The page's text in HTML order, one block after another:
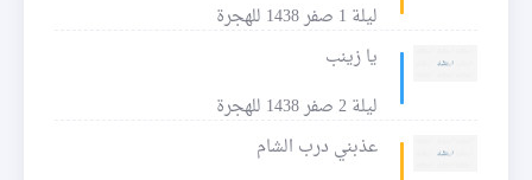
ليلة 1 صفر 1438 للهجرة
يا زينب
ليلة 2 صفر 1438 للهجرة
عذبني درب الشام